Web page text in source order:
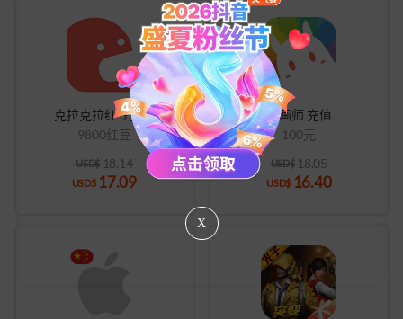
克拉克拉红豆充值
9800红豆
USD$ 18.14
USD$ 17.09
米画师 充值
100元
USD$ 18.05
USD$ 16.40
X